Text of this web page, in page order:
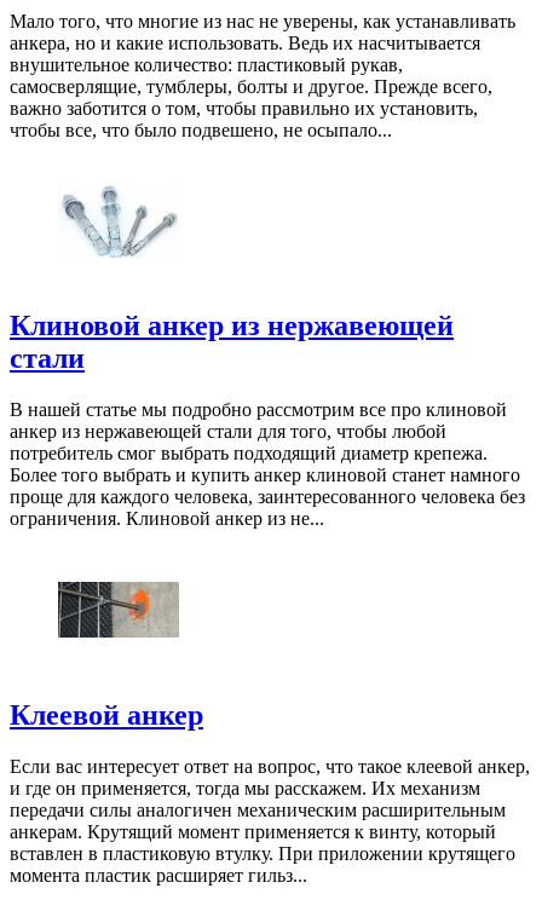
Мало того, что многие из нас не уверены, как устанавливать
анкера, но и какие использовать. Ведь их насчитывается
внушительное количество: пластиковый рукав,
самосверлящие, тумблеры, болты и другое. Прежде всего,
важно заботится о том, чтобы правильно их установить,
чтобы все, что было подвешено, не осыпало...
Клиновой анкер из нержавеющей
стали
В нашей статье мы подробно рассмотрим все про клиновой
анкер из нержавеющей стали для того, чтобы любой
потребитель смог выбрать подходящий диаметр крепежа.
Более того выбрать и купить анкер клиновой станет намного
проще для каждого человека, заинтересованного человека без
ограничения. Клиновой анкер из не...
Клеевой анкер
Если вас интересует ответ на вопрос, что такое клеевой анкер,
и где он применяется, тогда мы расскажем. Их механизм
передачи силы аналогичен механическим расширительным
анкерам. Крутящий момент применяется к винту, который
вставлен в пластиковую втулку. При приложении крутящего
момента пластик расширяет гильз...